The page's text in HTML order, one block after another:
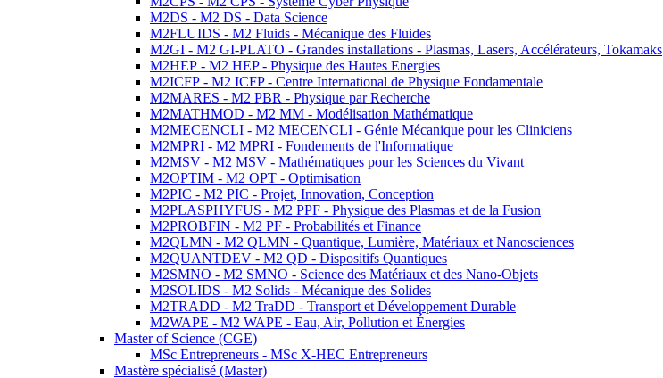
M2DS - M2 DS - Data Science
M2FLUIDS - M2 Fluids - Mécanique des Fluides
M2GI - M2 GI-PLATO - Grandes installations - Plasmas, Lasers, Accélérateurs, Tokamaks
M2HEP - M2 HEP - Physique des Hautes Energies
M2ICFP - M2 ICFP - Centre International de Physique Fondamentale
M2MARES - M2 PBR - Physique par Recherche
M2MATHMOD - M2 MM - Modélisation Mathématique
M2MECENCLI - M2 MECENCLI - Génie Mécanique pour les Cliniciens
M2MPRI - M2 MPRI - Fondements de l'Informatique
M2MSV - M2 MSV - Mathématiques pour les Sciences du Vivant
M2OPTIM - M2 OPT - Optimisation
M2PIC - M2 PIC - Projet, Innovation, Conception
M2PLASPHYFUS - M2 PPF - Physique des Plasmas et de la Fusion
M2PROBFIN - M2 PF - Probabilités et Finance
M2QLMN - M2 QLMN - Quantique, Lumière, Matériaux et Nanosciences
M2QUANTDEV - M2 QD - Dispositifs Quantiques
M2SMNO - M2 SMNO - Science des Matériaux et des Nano-Objets
M2SOLIDS - M2 Solids - Mécanique des Solides
M2TRADD - M2 TraDD - Transport et Développement Durable
M2WAPE - M2 WAPE - Eau, Air, Pollution et Énergies
Master of Science (CGE)
MSc Entrepreneurs - MSc X-HEC Entrepreneurs
Mastère spécialisé (Master)